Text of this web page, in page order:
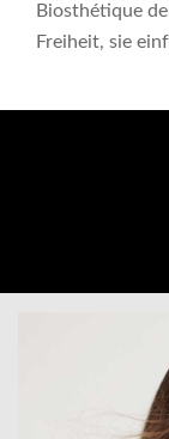
Biosthétique
Freiheit, sie